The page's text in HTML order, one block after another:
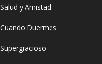
Salud y Amistad
Cuando Duermes
Supergracioso